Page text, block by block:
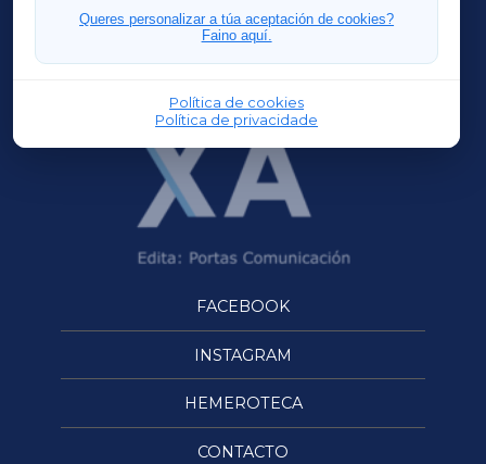
Queres personalizar a túa aceptación de cookies?
Faino aquí.
Política de cookies
Política de privacidade
FERROLXA
OURENSEXA
FACEBOOK
INSTAGRAM
HEMEROTECA
CONTACTO